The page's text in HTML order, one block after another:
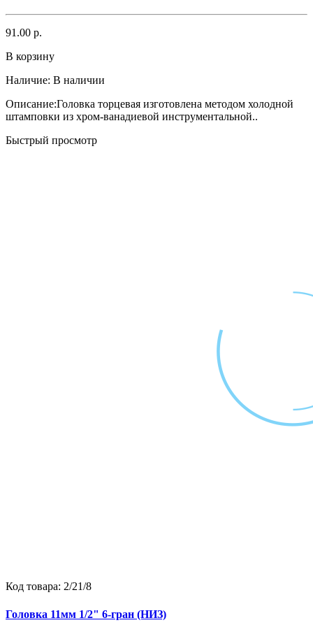
91.00 р.
В корзину
Наличие: В наличии
Описание:Головка торцевая изготовлена методом холодной
штамповки из хром-ванадиевой инструментальной..
Быстрый просмотр
Код товара: 2/21/8
Головка 11мм 1/2" 6-гран (НИЗ)